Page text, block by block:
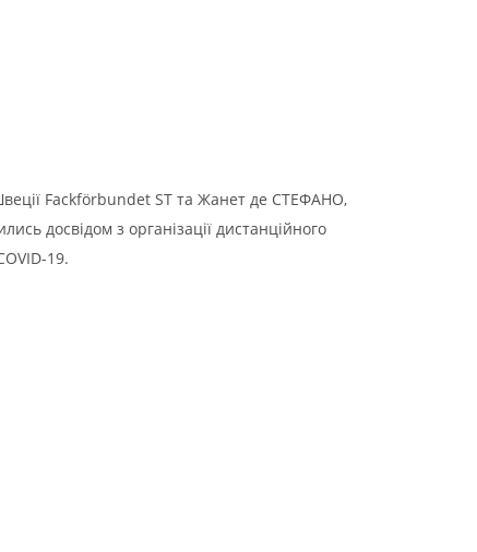
Fackförbundet ST та Жанет де СТЕФАНО,
досвідом з організації дистанційного
19.